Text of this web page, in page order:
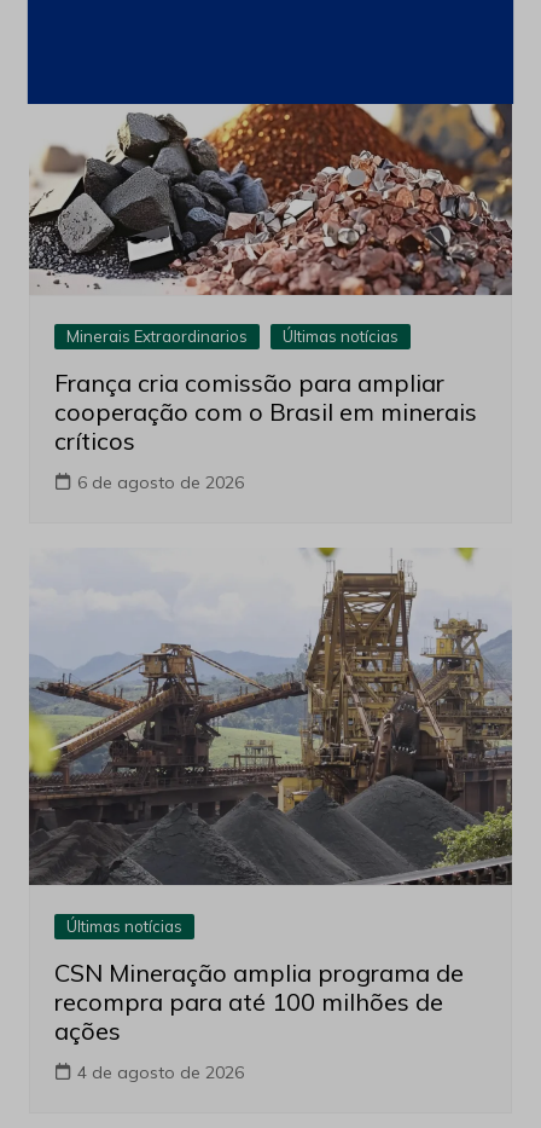
Minerais Extraordinarios Últimas notícias
França cria comissão para ampliar
cooperação com o Brasil em minerais
críticos
6 de agosto de 2026
Últimas notícias
CSN Mineração amplia programa de
recompra para até 100 milhões de
ações
4 de agosto de 2026